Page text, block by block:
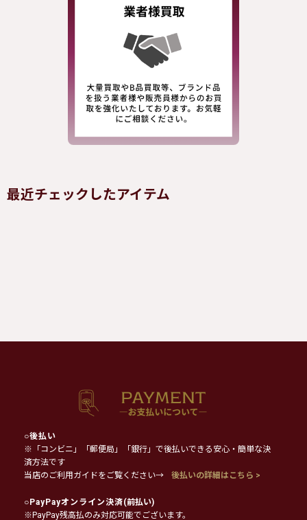
最近チェックしたアイテム
○後払い
※「コンビニ」「郵便局」「銀行」で後払いできる安心・簡単な決
済方法です
当店のご利用ガイドをご覧ください→
後払いの詳細はこちら >
○PayPayオンライン決済(前払い)
※PayPay残高払のみ対応可能でございます。